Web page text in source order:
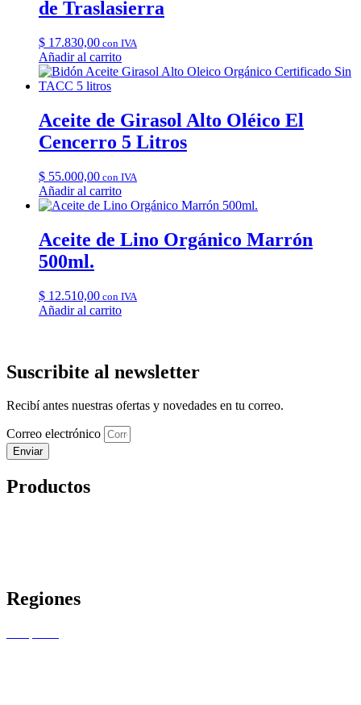
de Traslasierra
$ 17.830,00 con IVA
Añadir al carrito
Aceite de Girasol Alto Oléico El
Cencerro 5 Litros
$ 55.000,00 con IVA
Añadir al carrito
Aceite de Lino Orgánico Marrón
500ml.
$ 12.510,00 con IVA
Añadir al carrito
Suscribite al newsletter
Recibí antes nuestras ofertas y novedades en tu correo.
Correo electrónico
Enviar
Productos
Regiones